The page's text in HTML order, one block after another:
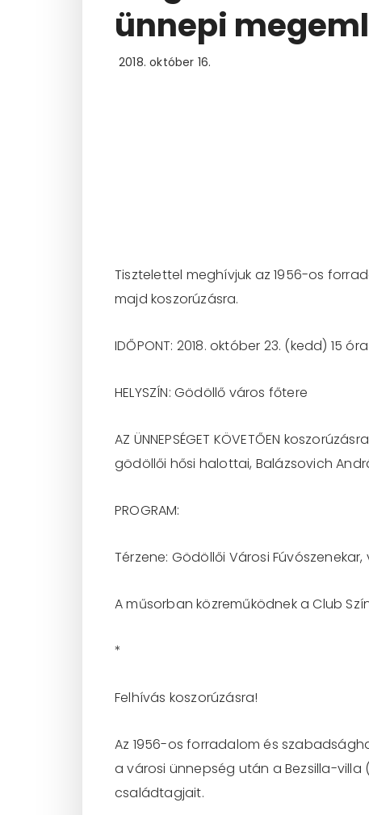
ünnepi
2018. október 16.
Tisztelettel meghívjuk az 1956-os
majd koszorúzásra.
IDŐPONT: 2018. október 23. (kedd) 15 óra
HELYSZÍN: Gödöllő város főtere
AZ ÜNNEPSÉGET KÖVETŐEN
gödöllői hősi halottai, Balázsovich
PROGRAM:
Térzene: Gödöllői Városi Fúvószenekar,
A műsorban közreműködnek a Club
*
Felhívás koszorúzásra!
Az 1956-os forradalom és
a városi ünnepség után a Bezsilla-villa
családtagjait.